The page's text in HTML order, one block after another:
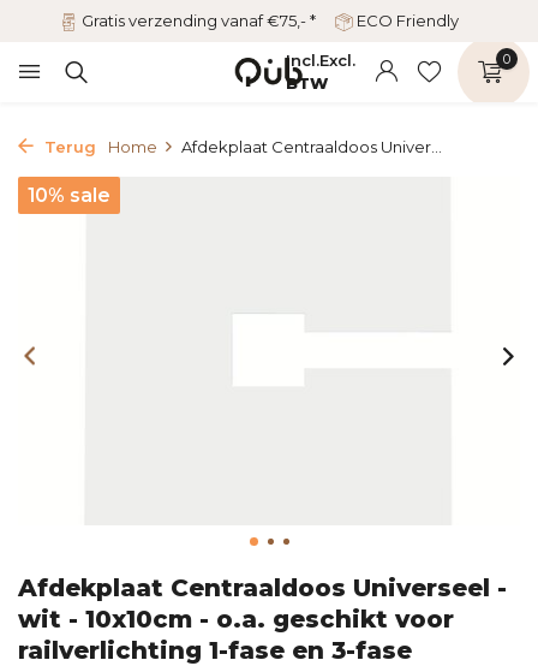
Gratis verzending vanaf €75,- * ECO Friendly
Incl.Excl.
BTW
0
Terug Home Afdekplaat Centraaldoos Univer...
10% sale
Afdekplaat Centraaldoos Universeel -
wit - 10x10cm - o.a. geschikt voor
railverlichting 1-fase en 3-fase